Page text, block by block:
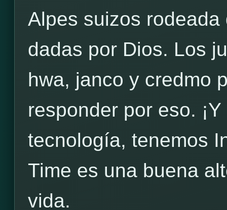
Alpes suizos
dadas por Dios. Los
hwa, janco y credmo
responder por eso.
tecnología, tenemos
Time es una buena
vida.